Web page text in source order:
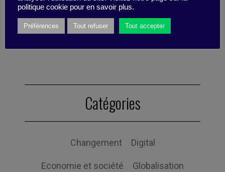
Publié par Caroline Schuurman
Catégories
Changement Digital
Economie et société Globalisation
politique cookie pour en savoir plus.
Préférences Tout refuser Tout accepter